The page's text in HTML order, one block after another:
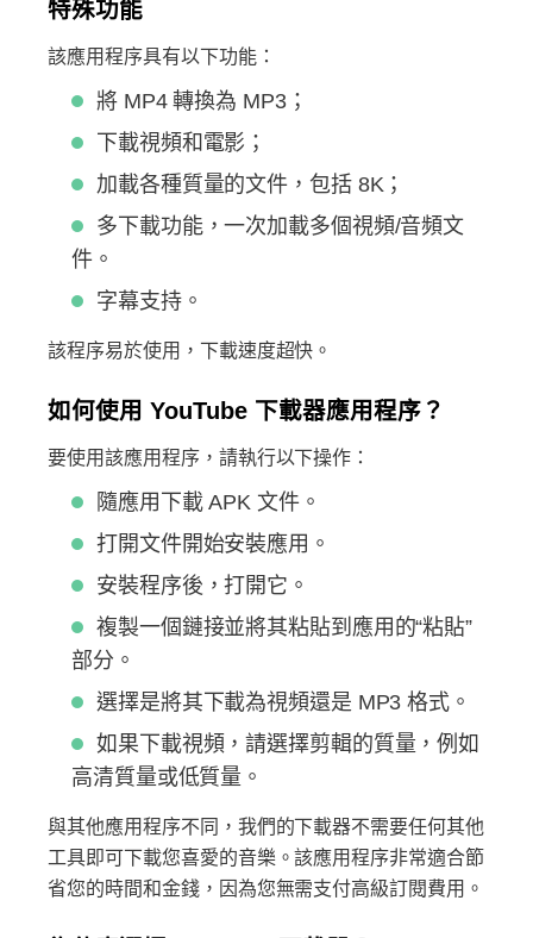
特殊功能
該應用程序具有以下功能：
將 MP4 轉換為 MP3；
下載視頻和電影；
加載各種質量的文件，包括 8K；
多下載功能，一次加載多個視頻/音頻文
件。
字幕支持。
該程序易於使用，下載速度超快。
如何使用 YouTube 下載器應用程序？
要使用該應用程序，請執行以下操作：
隨應用下載 APK 文件。
打開文件開始安裝應用。
安裝程序後，打開它。
複製一個鏈接並將其粘貼到應用的“粘貼”
部分。
選擇是將其下載為視頻還是 MP3 格式。
如果下載視頻，請選擇剪輯的質量，例如
高清質量或低質量。
與其他應用程序不同，我們的下載器不需要任何其他
工具即可下載您喜愛的音樂。該應用程序非常適合節
省您的時間和金錢，因為您無需支付高級訂閱費用。